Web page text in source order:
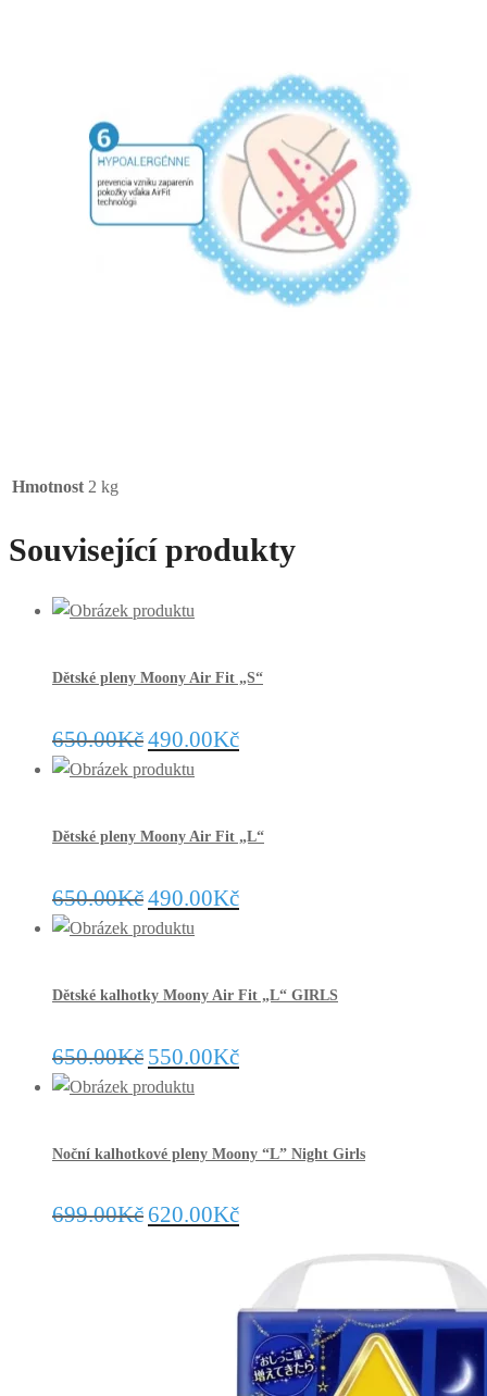
Hmotnost 2 kg
Související produkty
Dětské pleny Moony Air Fit „S“
650.00Kč490.00Kč
Dětské pleny Moony Air Fit „L“
650.00Kč490.00Kč
Dětské kalhotky Moony Air Fit „L“ GIRLS
650.00Kč 550.00Kč
Noční kalhotkové pleny Moony “L” Night Girls
699.00Kč 620.00Kč